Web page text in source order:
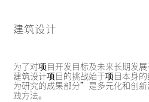
建筑设计
为了对项目开发目标及未来长期发
建筑设计项目的挑战始于项目本身
为研究的成果部分”是多元化和创
践方法。